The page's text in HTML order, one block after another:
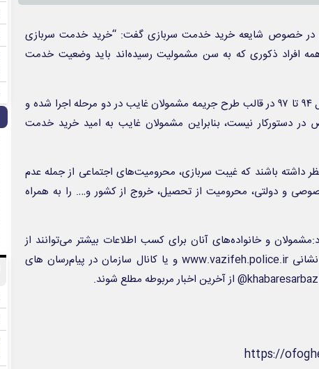
در خصوص شایعه خرید خدمت سربازی گفت: “خرید خدمت سربازی
افراد ذکوری که به سن مشمولیت رسیده‌اند باید وضعیت خدمت
وی گفت: “خرید خدمت سربازی از سال ۹۴ تا ۹۷ در قالب طرح جریمه مشمولان غایب در دو مرحله اجرا شده و
دستورکار نیست، بنابراین مشمولان غایب به امید خرید خدمت
داشته باشند که غیبت سربازی، محرومیت‌های اجتماعی از جمله عدم
و دولتی، محرومیت از تحصیل، خروج از کشور و…. را به همراه
و خانواده‌های آنان برای کسب اطلاعات بیشتر می‌توانند از
طریق پایگاه اطلاع رسانی سازمان به نشانی www.vazifeh.police.ir و یا کانال سازمان در پیام‌رسان های
https://